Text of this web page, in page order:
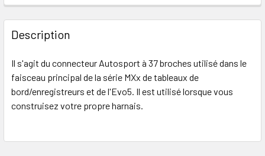
SOUVENT
ACHETÉS
ENSEMBLE
SÉLECTIONNER
TOUT
Description
Il s'agit du connecteur Autosport à 37 broches utilisé dans le
faisceau principal de la série MXx de tableaux de
bord/enregistreurs et de l'Evo5. Il est utilisé lorsque vous
construisez votre propre harnais.